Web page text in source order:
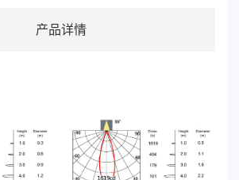
产品详情